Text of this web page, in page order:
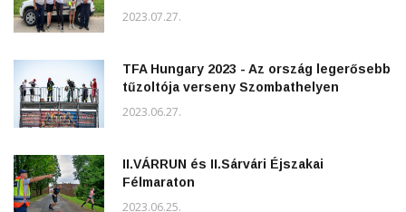
2023.07.27.
TFA Hungary 2023 - Az ország legerősebb
tűzoltója verseny Szombathelyen
2023.06.27.
II.VÁRRUN és II.Sárvári Éjszakai
Félmaraton
2023.06.25.